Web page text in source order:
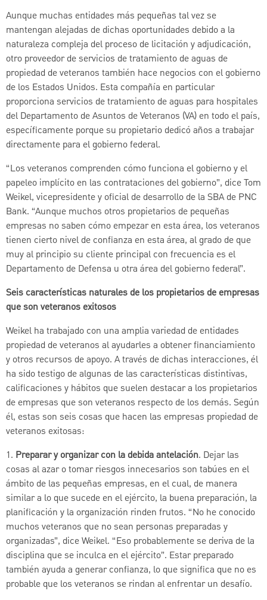
Aunque muchas entidades más pequeñas tal vez se
mantengan alejadas de dichas oportunidades debido a la
naturaleza compleja del proceso de licitación y adjudicación,
otro proveedor de servicios de tratamiento de aguas de
propiedad de veteranos también hace negocios con el gobierno
de los Estados Unidos. Esta compañía en particular
proporciona servicios de tratamiento de aguas para hospitales
del Departamento de Asuntos de Veteranos (VA) en todo el país,
específicamente porque su propietario dedicó años a trabajar
directamente para el gobierno federal.
“Los veteranos comprenden cómo funciona el gobierno y el
papeleo implícito en las contrataciones del gobierno”, dice Tom
Weikel, vicepresidente y oficial de desarrollo de la SBA de PNC
Bank. “Aunque muchos otros propietarios de pequeñas
empresas no saben cómo empezar en esta área, los veteranos
tienen cierto nivel de confianza en esta área, al grado de que
muy al principio su cliente principal con frecuencia es el
Departamento de Defensa u otra área del gobierno federal”.
Seis características naturales de los propietarios de empresas
que son veteranos exitosos
Weikel ha trabajado con una amplia variedad de entidades
propiedad de veteranos al ayudarles a obtener financiamiento
y otros recursos de apoyo. A través de dichas interacciones, él
ha sido testigo de algunas de las características distintivas,
calificaciones y hábitos que suelen destacar a los propietarios
de empresas que son veteranos respecto de los demás. Según
él, estas son seis cosas que hacen las empresas propiedad de
veteranos exitosas:
1. Preparar y organizar con la debida antelación. Dejar las
cosas al azar o tomar riesgos innecesarios son tabúes en el
ámbito de las pequeñas empresas, en el cual, de manera
similar a lo que sucede en el ejército, la buena preparación, la
planificación y la organización rinden frutos. “No he conocido
muchos veteranos que no sean personas preparadas y
organizadas”, dice Weikel. “Eso probablemente se deriva de la
disciplina que se inculca en el ejército”. Estar preparado
también ayuda a generar confianza, lo que significa que no es
probable que los veteranos se rindan al enfrentar un desafío.